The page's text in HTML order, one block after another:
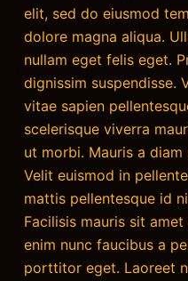
elit, sed do eiusmod
dolore magna aliqua.
nullam eget felis eget.
dignissim suspendisse.
vitae sapien
scelerisque viverra
ut morbi. Mauris a diam
Velit euismod in
mattis pellentesque id
Facilisis mauris sit
enim nunc faucibus a
porttitor eget. Laoreet